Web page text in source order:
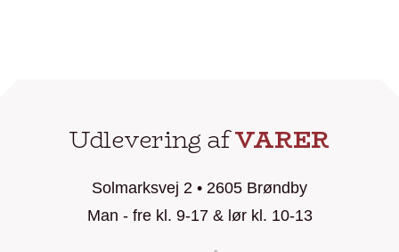
Udlevering afVARER
Solmarksvej 2 • 2605 Brøndby
Man - fre kl. 9-17 & lør kl. 10-13